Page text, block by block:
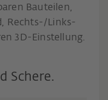
Bauteilen,
Rechts-/Links-
3D-Einstellung.
Schere.